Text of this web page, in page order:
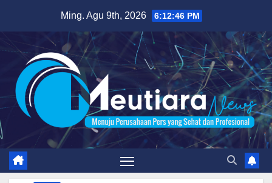
content
Ming. Agu 9th, 2026 6:12:47 PM